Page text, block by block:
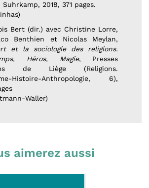
2018, 371 pages.
Bert (dir.) avec Christine Lorre,
Benthien et Nicolas Meylan,
et la sociologie des religions.
Héros, Magie, Presses
de Liège (Religions.
Histoire-Anthropologie, 6),
Waller)
aimerez aussi